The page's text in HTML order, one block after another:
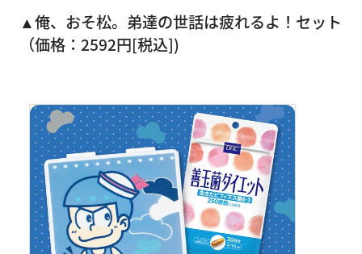
▲俺、おそ松。弟達の世話は疲れるよ！セット
（価格：2592円[税込])